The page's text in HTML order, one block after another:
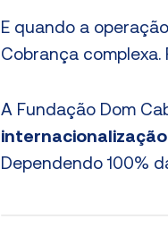
E quando a
Cobrança complexa.
A Fundação Dom
Dependendo 100%